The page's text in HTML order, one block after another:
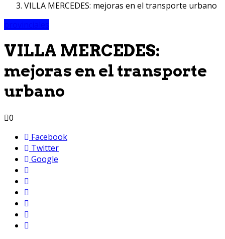
VILLA MERCEDES: mejoras en el transporte urbano
VILLA MERCEDES:
mejoras en el transporte
urbano
0
Facebook
Twitter
Google